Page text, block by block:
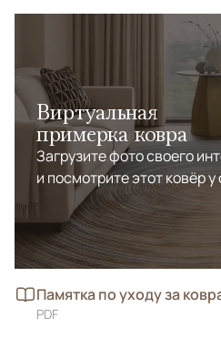
Виртуальная
примерка ковра
Загрузите фото своего
и посмотрите этот ковёр
Памятка по уходу за
PDF